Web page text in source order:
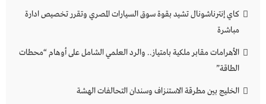
كاي إنترناشونال تشيد بقوة سوق السيارات المصري وتقرر تخصيص ادارة
مباشرة
الأهرامات مقابر ملكية بامتياز.. والرد العلمي الشامل على أوهام “محطات
الطاقة”
الخليج بين مطرقة الاستنزاف وسندان التحالفات الهشة